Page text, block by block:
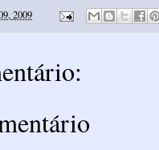
2009